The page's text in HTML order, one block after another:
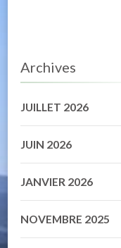
Archives
JUILLET 2026
JUIN 2026
JANVIER 2026
NOVEMBRE 2025